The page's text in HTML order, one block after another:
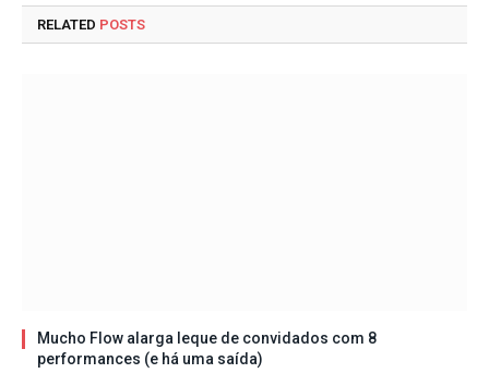
RELATED POSTS
Mucho Flow alarga leque de convidados com 8
performances (e há uma saída)